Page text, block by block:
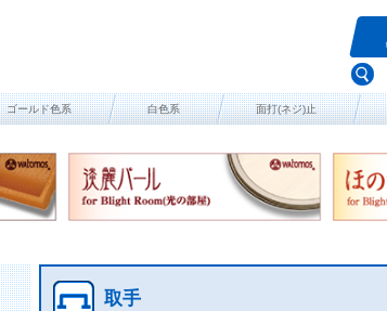
ゴールド色系 白色系 面打(ネジ)止
取手